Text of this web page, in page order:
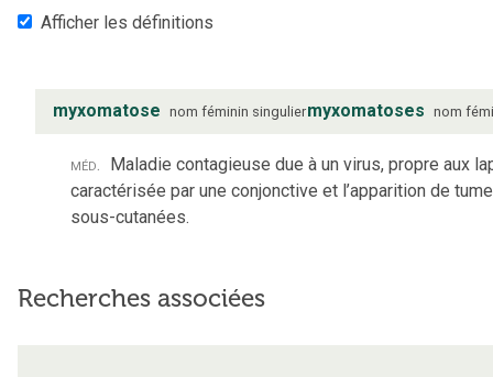
Afficher les définitions
myxomatose nom féminin singuliermyxomatoses nom
méd. Maladie contagieuse due à un virus, propre aux
caractérisée par une conjonctive et l’apparition de
sous-cutanées.
Recherches associées